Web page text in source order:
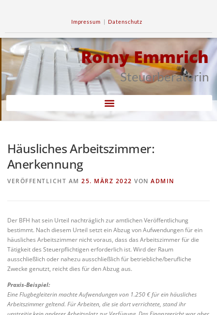
Impressum | Datenschutz
Romy Emmrich
Steuerberaterin
Häusliches Arbeitszimmer:
Anerkennung
VERÖFFENTLICHT AM 25. MÄRZ 2022 VON ADMIN
Der BFH hat sein Urteil nachträglich zur amtlichen Veröffentlichung
bestimmt. Nach diesem Urteil setzt ein Abzug von Aufwendungen für ein
häusliches Arbeitszimmer nicht voraus, dass das Arbeitszimmer für die
Tätigkeit des Steuerpflichtigen erforderlich ist. Wird der Raum
ausschließlich oder nahezu ausschließlich für betriebliche/berufliche
Zwecke genutzt, reicht dies für den Abzug aus.
Praxis-Beispiel:
Eine Flugbegleiterin machte Aufwendungen von 1.250 € für ein häusliches
Arbeitszimmer geltend. Für Arbeiten, die sie dort verrichtete, stand ihr